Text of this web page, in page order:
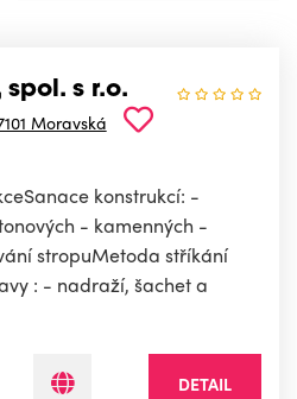
spol. s r.o.
Moravská
konstrukcí: -
- kamenných -
stropuMetoda stříkání
: - nadraží, šachet a
DETAIL